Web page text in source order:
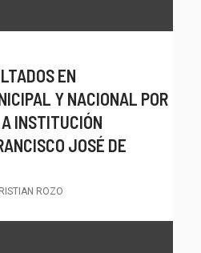
EN
Y NACIONAL POR
INSTITUCIÓN
JOSÉ DE
ROZO